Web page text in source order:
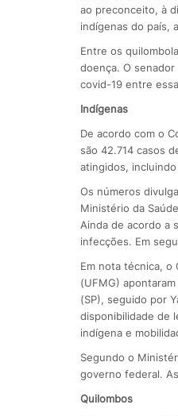
ao preconceito, à
indígenas do país,
Entre os
doença. O
covid-19 entre
Indígenas
De acordo com o
são 42.714 casos
atingidos,
Os números
Ministério da
Ainda de acordo a
infecções. Em
Em nota técnica, o
(UFMG)
(SP), seguido por
disponibilidade de
indígena e
Segundo o
governo federal.
Quilombos